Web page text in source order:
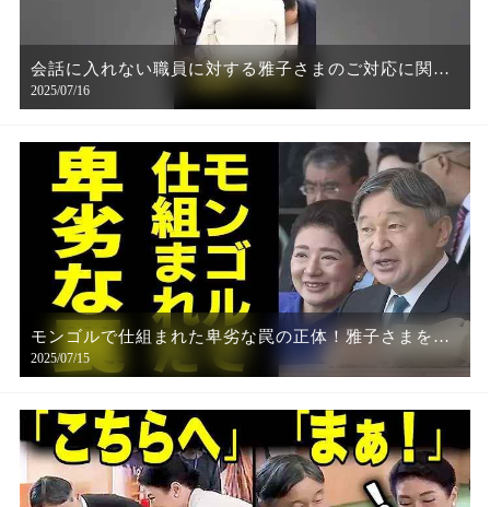
会話に入れない職員に対する雅子さまのご対応に関す
る雑学
2025/07/16
モンゴルで仕組まれた卑劣な罠の正体！雅子さまを貶
める”被せ記事”のあり得ない内容に、国民の怒りが頂
2025/07/15